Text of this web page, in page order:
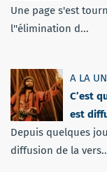
Une page s'est
l''élimination d...
A LA
C’est
est
Depuis quelques
diffusion de la